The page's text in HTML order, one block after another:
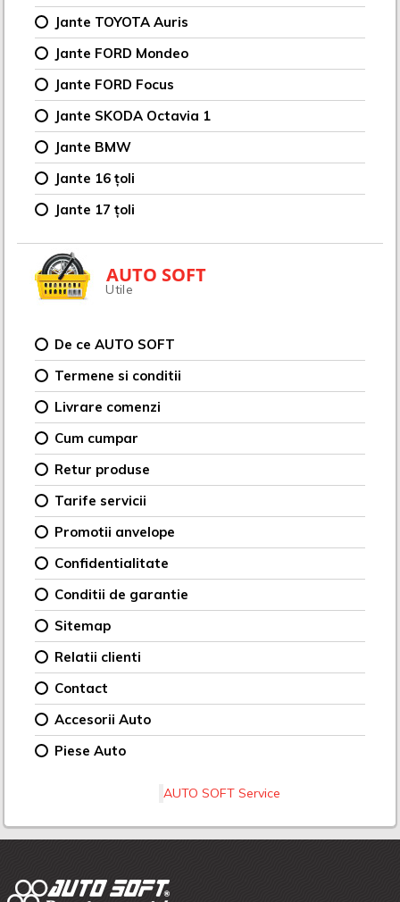
Jante TOYOTA Auris
Jante FORD Mondeo
Jante FORD Focus
Jante SKODA Octavia 1
Jante BMW
Jante 16 țoli
Jante 17 țoli
AUTO SOFT
Utile
De ce AUTO SOFT
Termene si conditii
Livrare comenzi
Cum cumpar
Retur produse
Tarife servicii
Promotii anvelope
Confidentialitate
Conditii de garantie
Sitemap
Relatii clienti
Contact
Accesorii Auto
Piese Auto
AUTO SOFT Service